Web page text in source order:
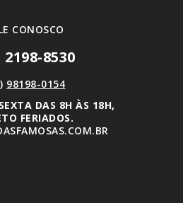
CONOSCO
2198-8530
98198-0154
DAS 8H ÀS 18H,
FERIADOS.